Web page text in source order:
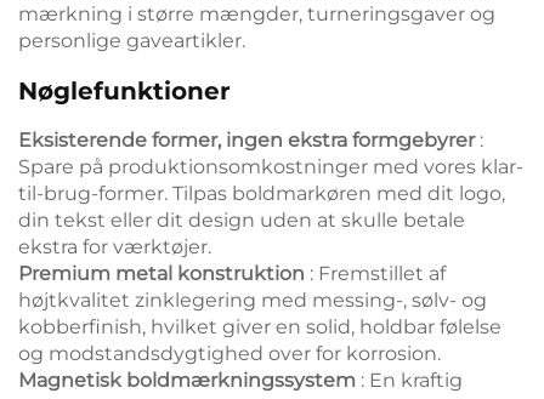
mærkning i større mængder, turneringsgaver og
personlige gaveartikler.
Nøglefunktioner
Eksisterende former, ingen ekstra formgebyrer :
Spare på produktionsomkostninger med vores klar-
til-brug-former. Tilpas boldmarkøren med dit logo,
din tekst eller dit design uden at skulle betale
ekstra for værktøjer.
Premium metal konstruktion : Fremstillet af
højtkvalitet zinklegering med messing-, sølv- og
kobberfinish, hvilket giver en solid, holdbar følelse
og modstandsdygtighed over for korrosion.
Magnetisk boldmærkningssystem : En kraftig